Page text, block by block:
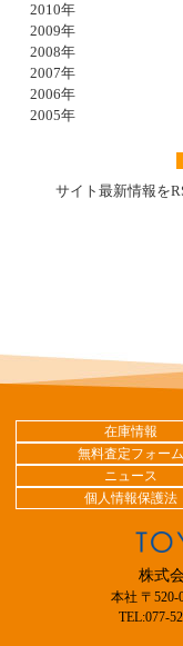
2010年
2009年
2008年
2007年
2006年
2005年
サイト最新情報を
在庫情報
無料査定フォーム
ニュース
個人情報保護法
株式
本社 〒
TEL:077-